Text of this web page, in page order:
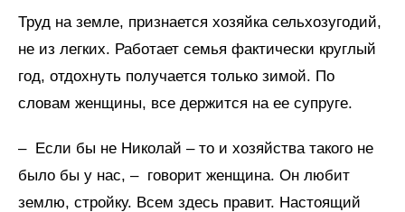
Труд на земле, признается хозяйка сельхозугодий,
не из легких. Работает семья фактически круглый
год, отдохнуть получается только зимой. По
словам женщины, все держится на ее супруге.
– Если бы не Николай – то и хозяйства такого не
было бы у нас, – говорит женщина. Он любит
землю, стройку. Всем здесь правит. Настоящий